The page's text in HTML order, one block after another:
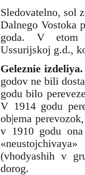
Sledovatelno, sol
Dalnego Vostoka
goda. V etom
Ussurijskoj g.d.,
Geleznie izdeliya.
godov ne bili
godu bilo
V 1914 godu
ob|ema
v 1910 godu
(vhodyashih v
dorog.